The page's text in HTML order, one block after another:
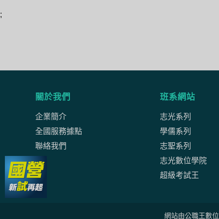
;
關於我們
企業簡介
全國服務據點
聯絡我們
班系網站
志光系列
學儒系列
志聖系列
志光數位學院
超級考試王
網站由公職王數